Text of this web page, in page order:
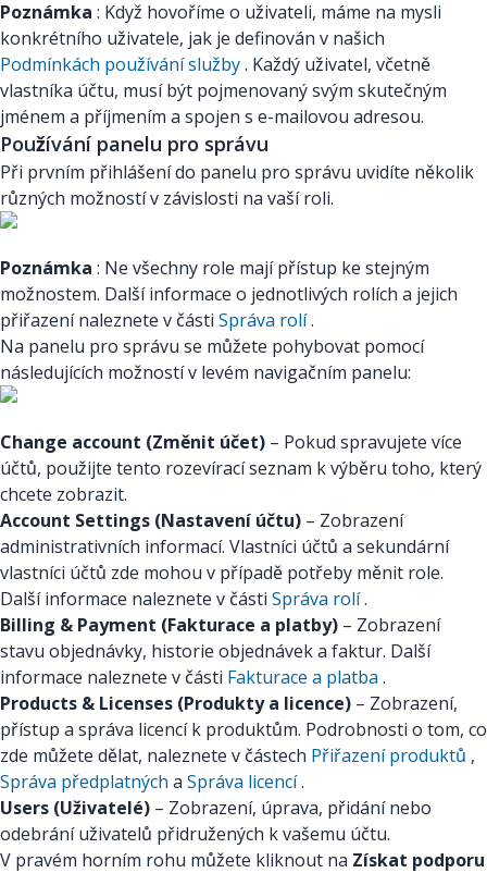
Poznámka : Když hovoříme o uživateli, máme na mysli
konkrétního uživatele, jak je definován v našich
Podmínkách používání služby. Každý uživatel, včetně
vlastníka účtu, musí být pojmenovaný svým skutečným
jménem a příjmením a spojen s e-mailovou adresou.
Používání panelu pro správu
Při prvním přihlášení do panelu pro správu uvidíte několik
různých možností v závislosti na vaší roli.
Poznámka : Ne všechny role mají přístup ke stejným
možnostem. Další informace o jednotlivých rolích a jejich
přiřazení naleznete v části Správa rolí.
Na panelu pro správu se můžete pohybovat pomocí
následujících možností v levém navigačním panelu:
Change account (Změnit účet) – Pokud spravujete více
účtů, použijte tento rozevírací seznam k výběru toho, který
chcete zobrazit.
Account Settings (Nastavení účtu) – Zobrazení
administrativních informací. Vlastníci účtů a sekundární
vlastníci účtů zde mohou v případě potřeby měnit role.
Další informace naleznete v části Správa rolí.
Billing & Payment (Fakturace a platby) – Zobrazení
stavu objednávky, historie objednávek a faktur. Další
informace naleznete v části Fakturace a platba .
Products & Licenses (Produkty a licence) – Zobrazení,
přístup a správa licencí k produktům. Podrobnosti o tom, co
zde můžete dělat, naleznete v částech Přiřazení produktů ,
Správa předplatných a Správa licencí.
Users (Uživatelé) – Zobrazení, úprava, přidání nebo
odebrání uživatelů přidružených k vašemu účtu.
V pravém horním rohu můžete kliknout na Získat podporu